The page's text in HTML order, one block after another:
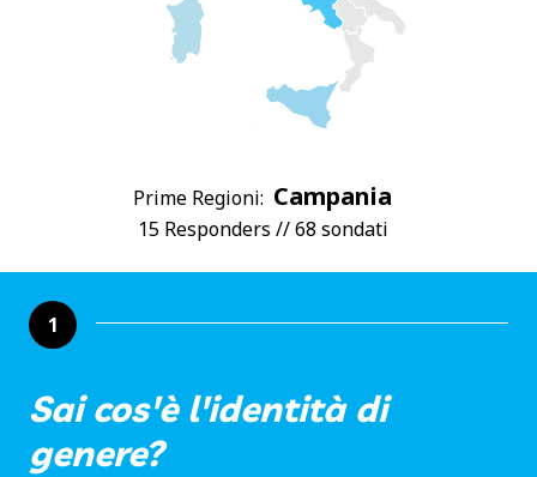
Prime Regioni: Campania
15 Responders // 68 sondati
1
Sai cos'è l'identità di
genere?